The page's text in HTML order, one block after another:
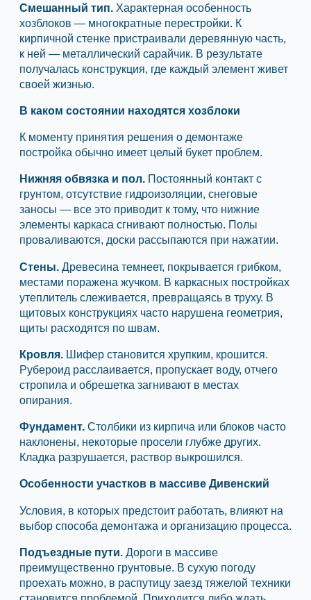
Смешанный тип. Характерная особенность
хозблоков — многократные перестройки. К
кирпичной стенке пристраивали деревянную часть,
к ней — металлический сарайчик. В результате
получалась конструкция, где каждый элемент живет
своей жизнью.
В каком состоянии находятся хозблоки
К моменту принятия решения о демонтаже
постройка обычно имеет целый букет проблем.
Нижняя обвязка и пол. Постоянный контакт с
грунтом, отсутствие гидроизоляции, снеговые
заносы — все это приводит к тому, что нижние
элементы каркаса сгнивают полностью. Полы
проваливаются, доски рассыпаются при нажатии.
Стены. Древесина темнеет, покрывается грибком,
местами поражена жучком. В каркасных постройках
утеплитель слеживается, превращаясь в труху. В
щитовых конструкциях часто нарушена геометрия,
щиты расходятся по швам.
Кровля. Шифер становится хрупким, крошится.
Рубероид расслаивается, пропускает воду, отчего
стропила и обрешетка загнивают в местах
опирания.
Фундамент. Столбики из кирпича или блоков часто
наклонены, некоторые просели глубже других.
Кладка разрушается, раствор выкрошился.
Особенности участков в массиве Дивенский
Условия, в которых предстоит работать, влияют на
выбор способа демонтажа и организацию процесса.
Подъездные пути. Дороги в массиве
преимущественно грунтовые. В сухую погоду
проехать можно, в распутицу заезд тяжелой техники